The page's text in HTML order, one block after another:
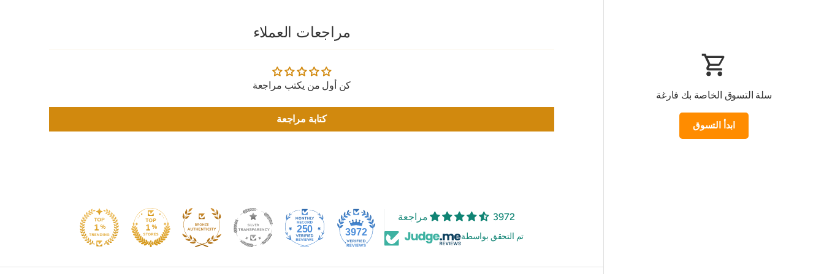
مراجعات العملاء
كن أول من يكتب مراجعة
كتابة مراجعة
سلة التسوق الخاصة بك فارغة
ابدأ التسوق
3972 مراجعة
تم التحقق بواسطة 3972
250